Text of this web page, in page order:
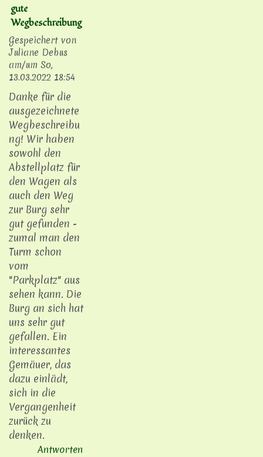
gute
Wegbeschreibung
Gespeichert von
Juliane Debus
am/um So,
13.03.2022 18:54
Danke für die
ausgezeichnete
Wegbeschreibu
ng! Wir haben
sowohl den
Abstellplatz für
den Wagen als
auch den Weg
zur Burg sehr
gut gefunden -
zumal man den
Turm schon
vom
"Parkplatz" aus
sehen kann. Die
Burg an sich hat
uns sehr gut
gefallen. Ein
interessantes
Gemäuer, das
dazu einlädt,
sich in die
Vergangenheit
zurück zu
denken.
Antworten